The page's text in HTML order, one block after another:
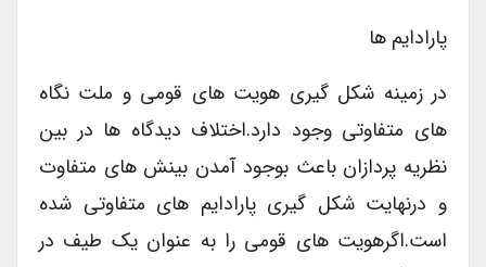
پارادایم ها
در زمینه شکل گیری هویت های قومی و ملت نگاه
های متفاوتی وجود دارد.اختلاف دیدگاه ها در بین
نظریه پردازان باعث بوجود آمدن بینش های متفاوت
و درنهایت شکل گیری پارادایم های متفاوتی شده
است.اگرهویت های قومی را به عنوان یک طیف در